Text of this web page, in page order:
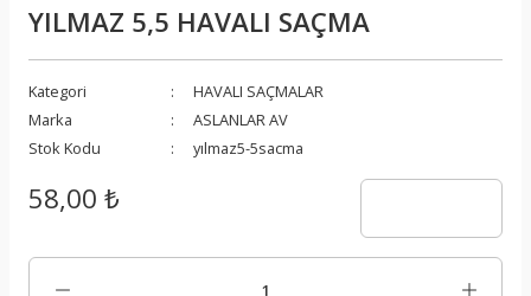
YILMAZ 5,5 HAVALI SAÇMA
Kategori
HAVALI SAÇMALAR
Marka
ASLANLAR AV
Stok Kodu
yılmaz5-5sacma
58,00 ₺